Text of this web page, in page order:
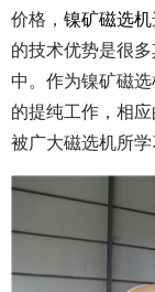
价格， 镍矿磁选机
的技术优势是很
中。作为镍矿磁
的提纯工作，相
被广大磁选机所学